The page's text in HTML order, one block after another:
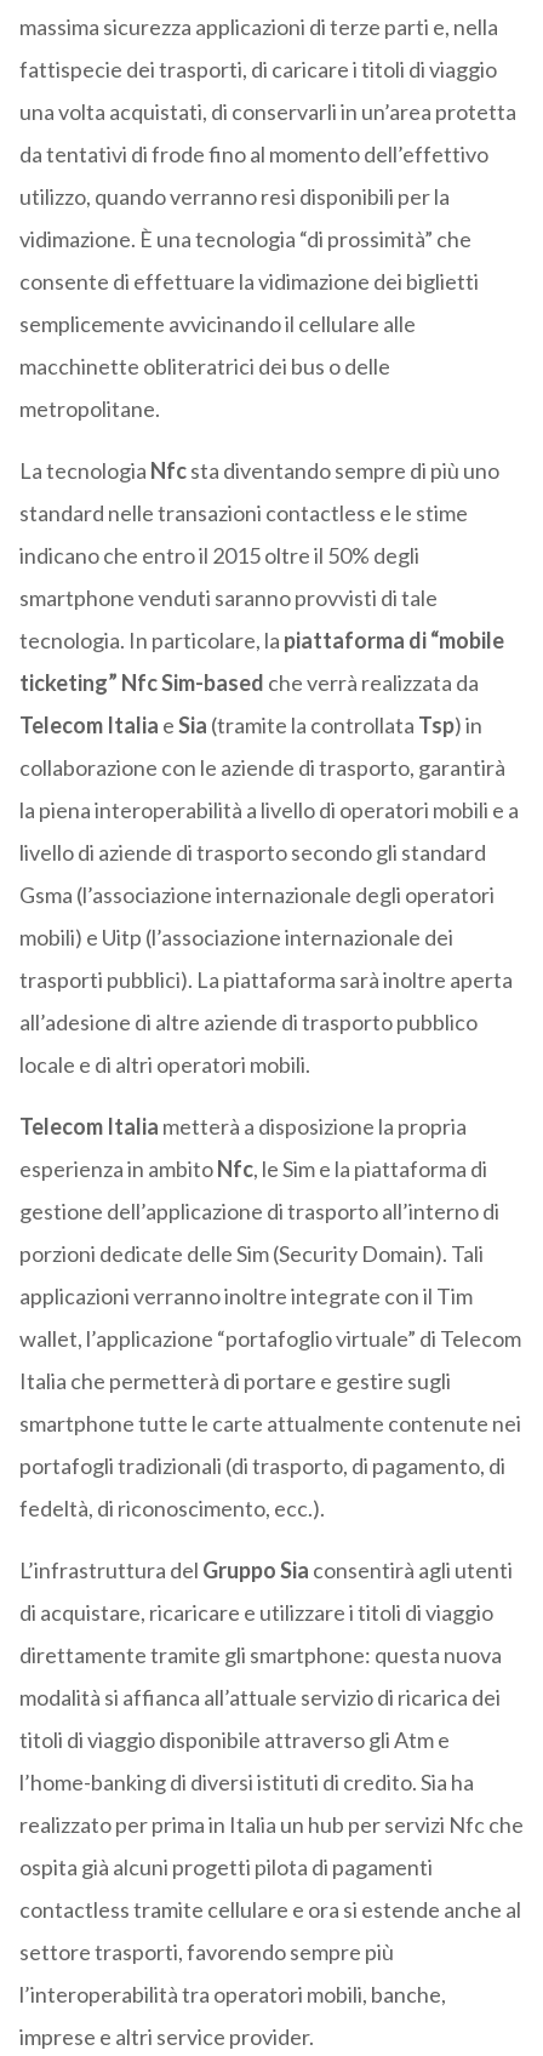
massima sicurezza applicazioni di terze parti e, nella
fattispecie dei trasporti, di caricare i titoli di viaggio
una volta acquistati, di conservarli in un’area protetta
da tentativi di frode fino al momento dell’effettivo
utilizzo, quando verranno resi disponibili per la
vidimazione. È una tecnologia “di prossimità” che
consente di effettuare la vidimazione dei biglietti
semplicemente avvicinando il cellulare alle
macchinette obliteratrici dei bus o delle
metropolitane.
La tecnologia Nfcsta diventando sempre di più uno
standard nelle transazioni contactless e le stime
indicano che entro il 2015 oltre il 50% degli
smartphone venduti saranno provvisti di tale
tecnologia. In particolare, la piattaforma di “mobile
ticketing” Nfc Sim-based che verrà realizzata da
Telecom Italia eSia (tramite la controllata Tsp) in
collaborazione con le aziende di trasporto, garantirà
la piena interoperabilità a livello di operatori mobili e a
livello di aziende di trasporto secondo gli standard
Gsma (l’associazione internazionale degli operatori
mobili) e Uitp (l’associazione internazionale dei
trasporti pubblici). La piattaforma sarà inoltre aperta
all’adesione di altre aziende di trasporto pubblico
locale e di altri operatori mobili.
Telecom Italia metterà a disposizione la propria
esperienza in ambitoNfc, le Sim e la piattaforma di
gestione dell’applicazione di trasporto all’interno di
porzioni dedicate delle Sim (Security Domain). Tali
applicazioni verranno inoltre integrate con il Tim
wallet, l’applicazione “portafoglio virtuale” di Telecom
Italia che permetterà di portare e gestire sugli
smartphone tutte le carte attualmente contenute nei
portafogli tradizionali (di trasporto, di pagamento, di
fedeltà, di riconoscimento, ecc.).
L’infrastruttura del Gruppo Sia consentirà agli utenti
di acquistare, ricaricare e utilizzare i titoli di viaggio
direttamente tramite gli smartphone: questa nuova
modalità si affianca all’attuale servizio di ricarica dei
titoli di viaggio disponibile attraverso gli Atm e
l’home-banking di diversi istituti di credito. Sia ha
realizzato per prima in Italia un hub per servizi Nfc che
ospita già alcuni progetti pilota di pagamenti
contactless tramite cellulare e ora si estende anche al
settore trasporti, favorendo sempre più
l’interoperabilità tra operatori mobili, banche,
imprese e altri service provider.